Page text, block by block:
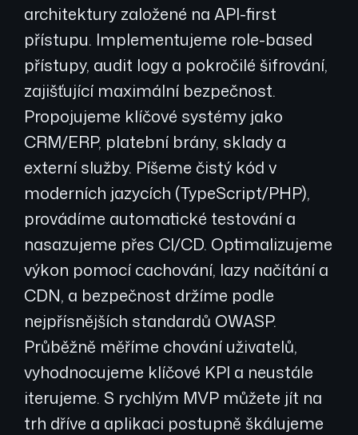
architektury založené na API-first
přístupu. Implementujeme role-based
přístupy, audit logy a pokročilé šifrování,
zajišťující maximální bezpečnost.
Propojujeme klíčové systémy jako
CRM/ERP, platební brány, sklady a
externí služby. Píšeme čistý kód v
moderních jazycích (TypeScript/PHP),
provádíme automatické testování a
nasazujeme přes CI/CD. Optimalizujeme
výkon pomocí cachování, lazy načítání a
CDN, a bezpečnost držíme podle
nejpřísnějších standardů OWASP.
Průběžně měříme chování uživatelů,
vyhodnocujeme klíčové KPI a neustále
iterujeme. S rychlým MVP můžete jít na
trh dříve a aplikaci postupně škálujeme